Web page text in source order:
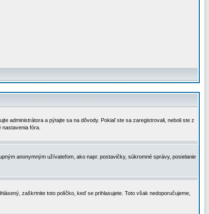
administrátora a pýtajte sa na dôvody. Pokiaľ ste sa zaregistrovali, neboli ste z
fóra.
anonymným užívateľom, ako napr. postavičky, súkromné správy, posielanie
zaškrtnite toto políčko, keď se prihlasujete. Toto však nedoporučujeme,